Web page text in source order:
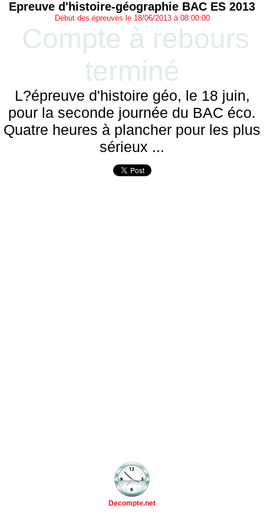
Epreuve d'histoire-géographie BAC ES 2013
Début des épreuves le 18/06/2013 à 08:00:00
Compte à rebours
terminé
L?épreuve d'histoire géo, le 18 juin,
pour la seconde journée du BAC éco.
Quatre heures à plancher pour les plus
sérieux ...
Decompte.net